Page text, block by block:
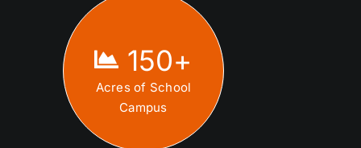
150+
Acres of School
Campus